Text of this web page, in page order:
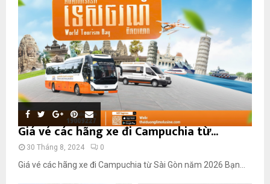
Giá vé các hãng xe đi Campuchia từ...
30 Tháng 8, 2024 0
Giá vé các hãng xe đi Campuchia từ Sài Gòn năm 2026 Bạn...